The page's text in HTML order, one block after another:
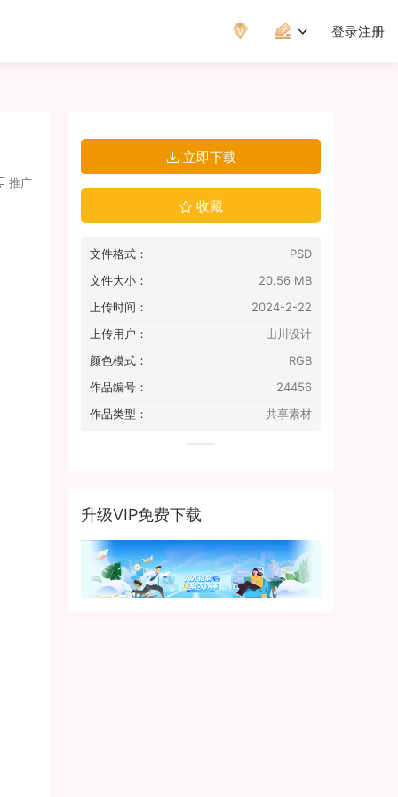
登录注册
推广
立即下载
收藏
文件格式：
PSD
文件大小：
20.56 MB
上传时间：
2024-2-22
上传用户：
山川设计
颜色模式：
RGB
作品编号：
24456
作品类型：
共享素材
升级VIP免费下载